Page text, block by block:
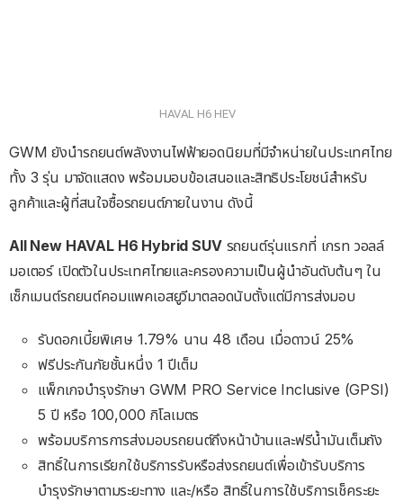
HAVAL H6 HEV
GWM ยังนำรถยนต์พลังงานไฟฟ้ายอดนิยมที่มีจำหน่ายในประเทศไทย
ทั้ง 3 รุ่น มาจัดแสดง พร้อมมอบข้อเสนอและสิทธิประโยชน์สำหรับ
ลูกค้าและผู้ที่สนใจซื้อรถยนต์ภายในงาน ดังนี้
All New HAVAL H6 Hybrid SUVรถยนต์รุ่นแรกที่ เกรท วอลล์
มอเตอร์ เปิดตัวในประเทศไทยและครองความเป็นผู้นำอันดับต้นๆ ใน
เซ็กเมนต์รถยนต์คอมแพคเอสยูวีมาตลอดนับตั้งแต่มีการส่งมอบ
รับดอกเบี้ยพิเศษ 1.79% นาน 48 เดือน เมื่อดาวน์ 25%
ฟรีประกันภัยชั้นหนึ่ง 1 ปีเต็ม
แพ็กเกจบำรุงรักษา GWM PRO Service Inclusive (GPSI)
5 ปี หรือ 100,000 กิโลเมตร
พร้อมบริการการส่งมอบรถยนต์ถึงหน้าบ้านและฟรีน้ำมันเต็มถัง
สิทธิ์ในการเรียกใช้บริการรับหรือส่งรถยนต์เพื่อเข้ารับบริการ
บำรุงรักษาตามระยะทาง และ/หรือ สิทธิ์ในการใช้บริการเช็คระยะ